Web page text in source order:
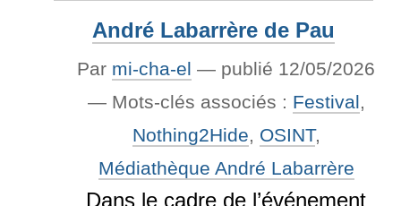
André Labarrère de Pau
Par mi-cha-el — publié 12/05/2026
— Mots-clés associés : Festival,
Nothing2Hide, OSINT,
Médiathèque André Labarrère
Dans le cadre de l’événement